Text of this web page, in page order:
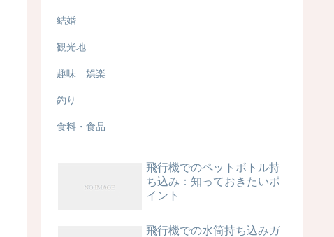
結婚
観光地
趣味 娯楽
釣り
食料・食品
飛行機でのペットボトル持
ち込み：知っておきたいポ
イント
飛行機での水筒持ち込みガ